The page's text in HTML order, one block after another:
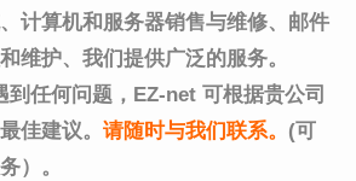
计算机和服务器销售与维修、邮件
维护、 我们提供广泛的服务。
到任何问题，EZ-net 可根据贵公司
佳建议。 请随时与我们联系。 (可
）。